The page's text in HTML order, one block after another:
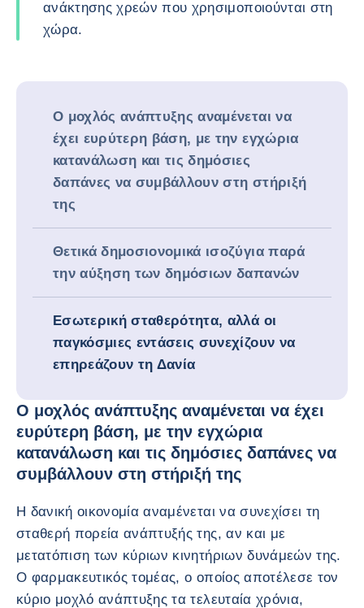
ανάκτησης χρεών που χρησιμοποιούνται στη
χώρα.
Ο μοχλός ανάπτυξης αναμένεται να
έχει ευρύτερη βάση, με την εγχώρια
κατανάλωση και τις δημόσιες
δαπάνες να συμβάλλουν στη στήριξή
της
Θετικά δημοσιονομικά ισοζύγια παρά
την αύξηση των δημόσιων δαπανών
Εσωτερική σταθερότητα, αλλά οι
παγκόσμιες εντάσεις συνεχίζουν να
επηρεάζουν τη Δανία
Ο μοχλός ανάπτυξης αναμένεται να έχει
ευρύτερη βάση, με την εγχώρια
κατανάλωση και τις δημόσιες δαπάνες να
συμβάλλουν στη στήριξή της
Η δανική οικονομία αναμένεται να συνεχίσει τη
σταθερή πορεία ανάπτυξής της, αν και με
μετατόπιση των κύριων κινητήριων δυνάμεών της.
Ο φαρμακευτικός τομέας, ο οποίος αποτέλεσε τον
κύριο μοχλό ανάπτυξης τα τελευταία χρόνια,